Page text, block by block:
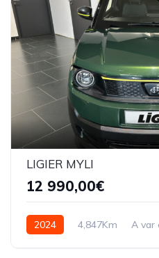
LIGIER MYLI
12 990,00€
2024 4,847Km A var